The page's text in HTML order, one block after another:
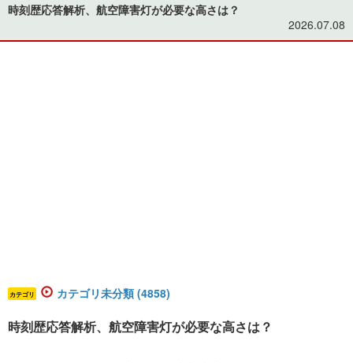
時刻歴応答解析、航空障害灯が必要な高さは？
2026.07.08
カテゴリ カテゴリ未分類 (4858)
時刻歴応答解析、航空障害灯が必要な高さは？